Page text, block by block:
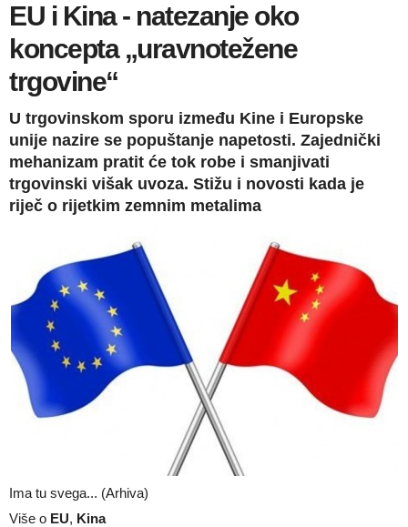
EU i Kina - natezanje oko
koncepta „uravnotežene
trgovine“
U trgovinskom sporu između Kine i Europske
unije nazire se popuštanje napetosti. Zajednički
mehanizam pratit će tok robe i smanjivati
trgovinski višak uvoza. Stižu i novosti kada je
riječ o rijetkim zemnim metalima
Ima tu svega... (Arhiva)
Više o EU, Kina